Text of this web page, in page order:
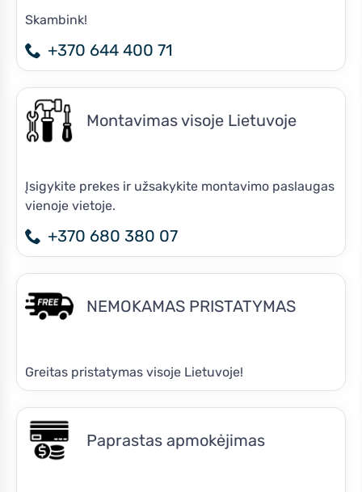
Skambink!
+370 644 400 71
Montavimas visoje Lietuvoje
Įsigykite prekes ir užsakykite montavimo paslaugas
vienoje vietoje.
+370 680 380 07
NEMOKAMAS PRISTATYMAS
Greitas pristatymas visoje Lietuvoje!
Paprastas apmokėjimas